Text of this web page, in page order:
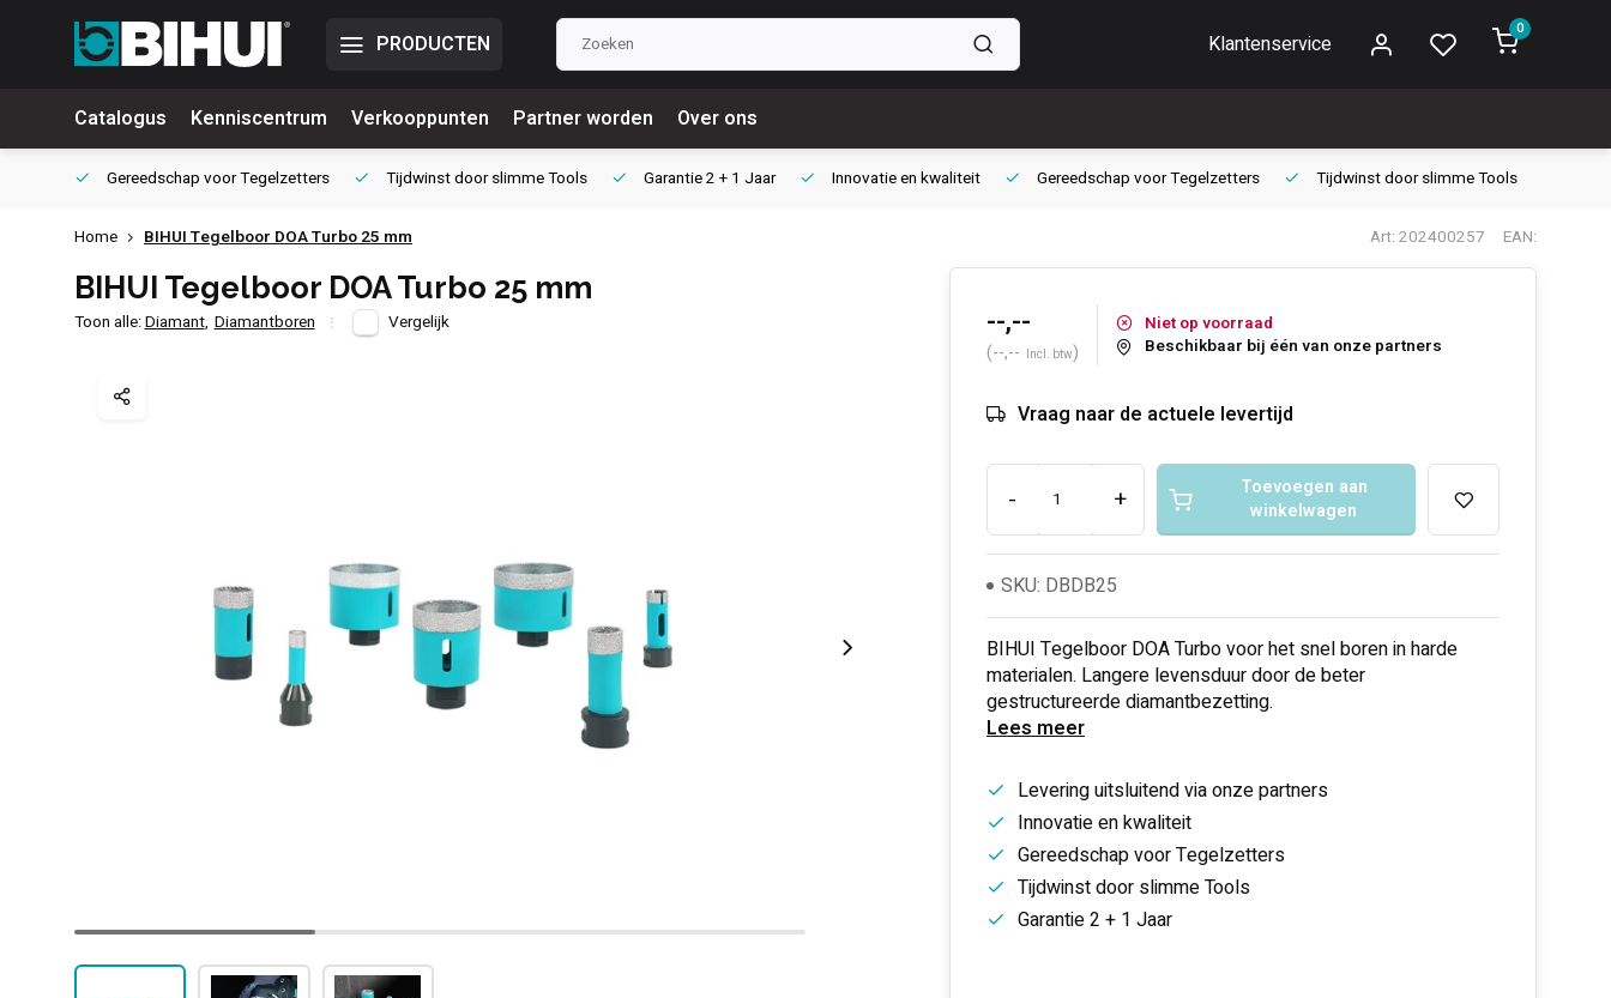
PRODUCTEN Klantenservice
0
Catalogus Kenniscentrum Verkooppunten Partner worden Over ons
Gereedschap voorTegelzetters Tijdwinst doorslimme Tools Garantie2 + 1 Jaar Innovatieen kwaliteit Gereedschap voorTegelzetters Tijdwinst doorslimme Tools
Home BIHUI Tegelboor DOA Turbo 25 mm Art: 202400257 EAN:
BIHUI Tegelboor DOA Turbo 25 mm
Toon alle:Diamant, Diamantboren Vergelijk --,--
(--,-- Incl. btw)
Niet op voorraad
Beschikbaar bij één van onze partners
Vraag naar de actuele levertijd
- +
Toevoegen aan
winkelwagen
SKU: DBDB25
BIHUI Tegelboor DOA Turbo voor het snel boren in harde
materialen. Langere levensduur door de beter
gestructureerde diamantbezetting.
Lees meer
Levering uitsluitend via onze partners
Innovatie en kwaliteit
Gereedschap voor Tegelzetters
Tijdwinst door slimme Tools
Garantie 2 + 1 Jaar